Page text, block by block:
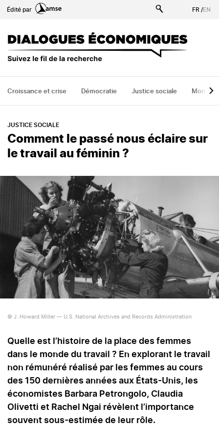
au
FR /EN
Édité par
Croissance et crise Démocratie Justice sociale Monde
JUSTICE SOCIALE
Comment le passé nous éclaire sur
le travail au féminin ?
© J. Howard Miller — U.S. National Archives and Records Administration
Quelle est l’histoire de la place des femmes
dans le monde du travail ? En explorant le travail
non rémunéré réalisé par les femmes au cours
des 150 dernières années aux États-Unis, les
économistes Barbara Petrongolo, Claudia
Olivetti et Rachel Ngai révèlent l’importance
souvent sous-estimée de leur rôle.